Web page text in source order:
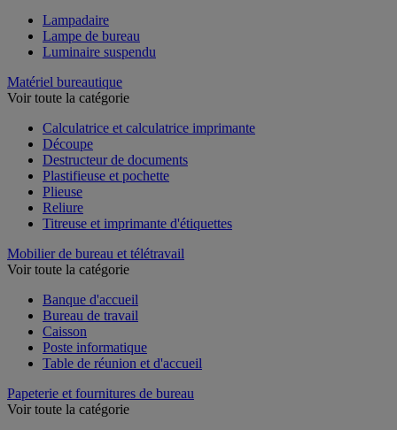
Lampadaire
Lampe de bureau
Luminaire suspendu
Matériel bureautique
Voir toute la catégorie
Calculatrice et calculatrice imprimante
Découpe
Destructeur de documents
Plastifieuse et pochette
Plieuse
Reliure
Titreuse et imprimante d'étiquettes
Mobilier de bureau et télétravail
Voir toute la catégorie
Banque d'accueil
Bureau de travail
Caisson
Poste informatique
Table de réunion et d'accueil
Papeterie et fournitures de bureau
Voir toute la catégorie